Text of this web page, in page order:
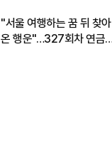
"서울 여행하는 꿈 뒤 찾아
온 행운"…327회차 연금